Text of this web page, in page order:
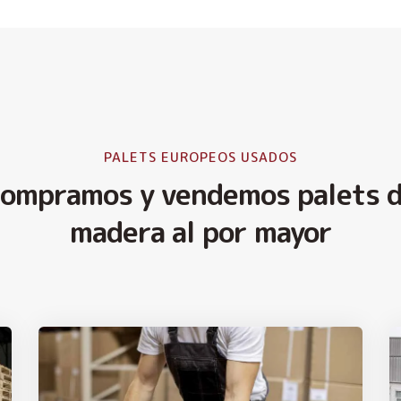
PALETS EUROPEOS USADOS
y vendemos palets
madera al por mayor